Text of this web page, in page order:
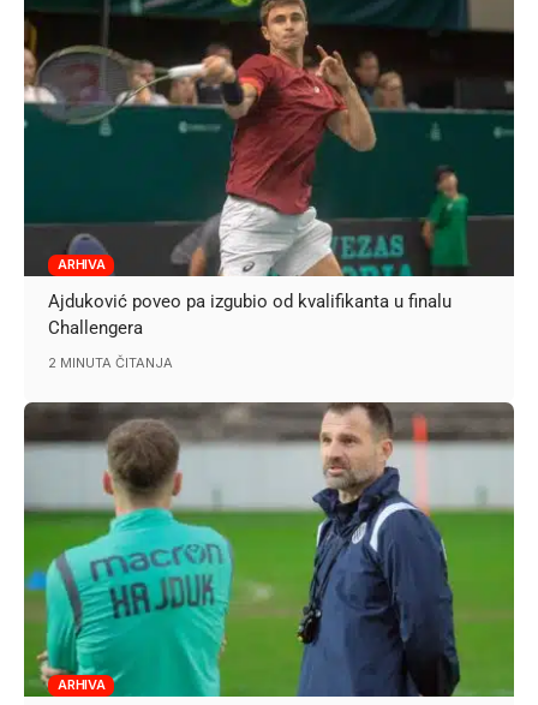
ARHIVA
Ajduković poveo pa izgubio od kvalifikanta u finalu
Challengera
2 MINUTA ČITANJA
ARHIVA